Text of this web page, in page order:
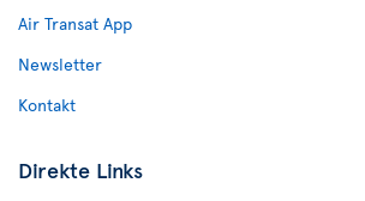
Air Transat App
Newsletter
Kontakt
Direkte Links